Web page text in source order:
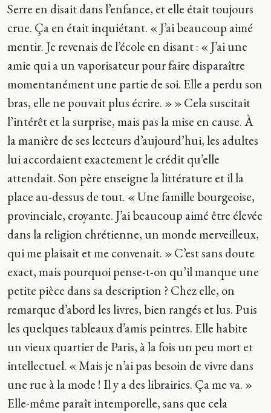
Serre en disait dans l’enfance, et elle était toujours
crue. Ça en était inquiétant. « J’ai beaucoup aimé
mentir. Je revenais de l’école en disant : « J’ai une
amie qui a un vaporisateur pour faire disparaître
momentanément une partie de soi. Elle a perdu son
bras, elle ne pouvait plus écrire. » » Cela suscitait
l’intérêt et la surprise, mais pas la mise en cause. À
la manière de ses lecteurs d’aujourd’hui, les adultes
lui accordaient exactement le crédit qu’elle
attendait. Son père enseigne la littérature et il la
place au-dessus de tout. « Une famille bourgeoise,
provinciale, croyante. J’ai beaucoup aimé être élevée
dans la religion chrétienne, un monde merveilleux,
qui me plaisait et me convenait. » C’est sans doute
exact, mais pourquoi pense-t-on qu’il manque une
petite pièce dans sa description ? Chez elle, on
remarque d’abord les livres, bien rangés et lus. Puis
les quelques tableaux d’amis peintres. Elle habite
un vieux quartier de Paris, à la fois un peu mort et
intellectuel. « Mais je n’ai pas besoin de vivre dans
une rue à la mode ! Il y a des librairies. Ça me va. »
Elle-même paraît intemporelle, sans que cela